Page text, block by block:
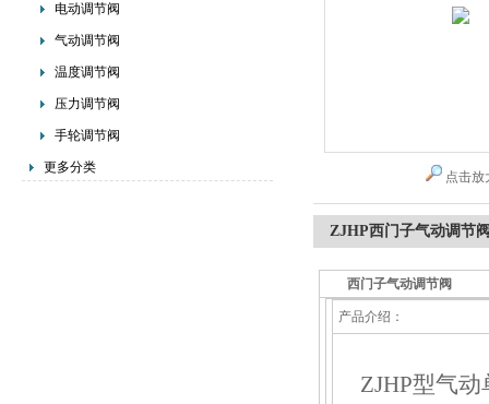
电动调节阀
气动调节阀
温度调节阀
压力调节阀
手轮调节阀
更多分类
点击放
ZJHP西门子气动调节
西门子气动调节阀
产品介绍：
ZJHP型气动